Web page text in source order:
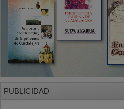
PUBLICIDAD